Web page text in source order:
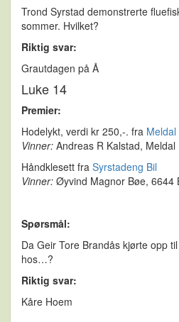
Trond Syrstad demonstrerte
sommer. Hvilket?
Riktig svar:
Grautdagen på Å
Luke 14
Premier:
Hodelykt, verdi kr 250,-. fra
Vinner: Andreas R Kalstad, Meldal
Håndklesett fra Syrstadeng Bil
Vinner: Øyvind Magnor Bøe, 6644
Spørsmål:
Da Geir Tore Brandås kjørte opp
hos…?
Riktig svar:
Kåre Hoem